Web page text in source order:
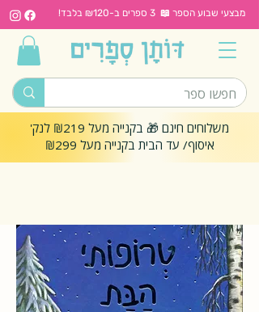
מבצעי שבוע הספר 📖 3 ספרים ב-₪120 בלבד!
משלוחים חינם 🎁 בקנייה מעל ₪219 לנק'
איסוף/ עד הבית בקנייה מעל ₪299